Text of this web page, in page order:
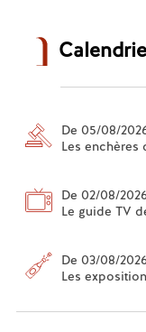
De 05/08/
Les enchères
De 02/08/
Le guide TV
De 03/08/
Les